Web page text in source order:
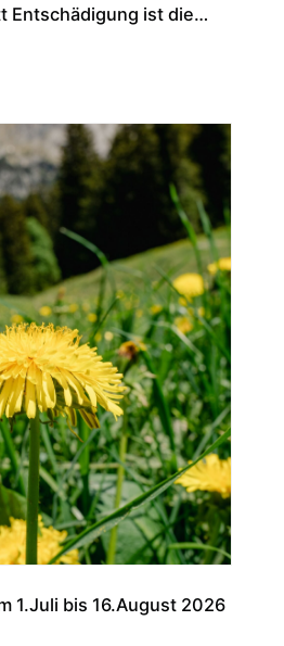
Entschädigung ist die
1.Juli bis 16.August 2026